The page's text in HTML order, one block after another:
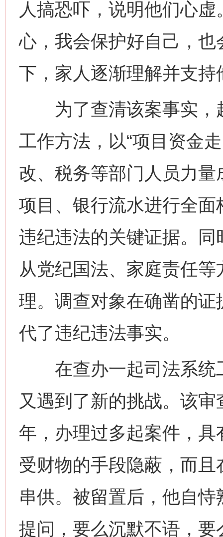
人搞恐吓，说明他们心
心，我会保护好自己，也
下，家人逐渐理解并支持
为了查清该案事实，
工作方法，以“项目资金
改、税务等部门人员力
项目、银行流水进行全
违纪违法的关键证据。
从党纪国法、家庭责任
理。调查对象在确凿的
代了违纪违法事实。
在查办一起司法系统
又遇到了新的挑战。该
年，办理过多起案件，
受财物的手段隐蔽，而
串供。被留置后，他自
提问，要么沉默不语，